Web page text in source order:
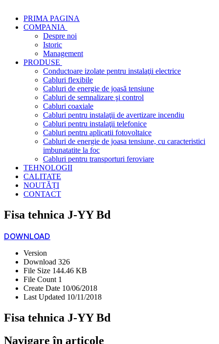
PRIMA PAGINA
COMPANIA
Despre noi
Istoric
Management
PRODUSE
Conductoare izolate pentru instalaţii electrice
Cabluri flexibile
Cabluri de energie de joasă tensiune
Cabluri de semnalizare şi control
Cabluri coaxiale
Cabluri pentru instalaţii de avertizare incendiu
Cabluri pentru instalaţii telefonice
Cabluri pentru aplicatii fotovoltaice
Cabluri de energie de joasa tensiune, cu caracteristici
imbunatatite la foc
Cabluri pentru transporturi feroviare
TEHNOLOGII
CALITATE
NOUTĂȚI
CONTACT
Fisa tehnica J-YY Bd
DOWNLOAD
Version
Download 326
File Size 144.46 KB
File Count 1
Create Date 10/06/2018
Last Updated 10/11/2018
Fisa tehnica J-YY Bd
Navigare în articole